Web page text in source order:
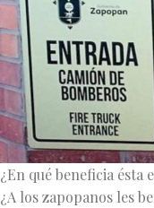
¿En qué beneficia ésta
¿A los zapopanos les